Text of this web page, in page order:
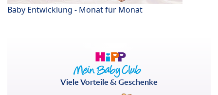
Baby Entwicklung - Monat für Monat
Viele Vorteile & Geschenke